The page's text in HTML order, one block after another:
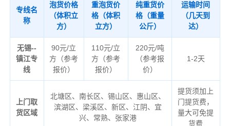
专线名
称
泡货价格
（体积立
方）
重泡货价
格（体积
立方）
纯重货价
格（重量
公斤）
运输时间
（几天到
达）
无锡--
镇江专
线
90元/立
方（参考
报价）
110元/立
方（参考
报价）
220元/吨
（参考报
价）
1-2天
上门取
货区域
北塘区、南长区、锡山区、惠山区、
滨湖区、梁溪区、新区、江阴、宜
兴、常熟、张家港
提货须加上
门提货费，
量大可免提
货费